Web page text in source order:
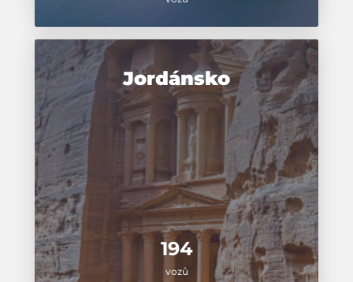
194
vozů
Jordánsko